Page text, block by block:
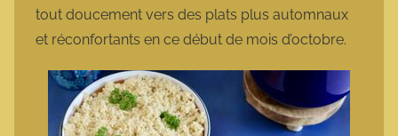
tout doucement vers des plats plus automnaux
et réconfortants en ce début de mois d’octobre.